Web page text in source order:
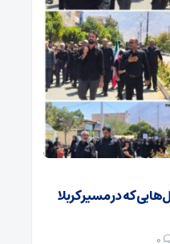
که در مسیر کربلا